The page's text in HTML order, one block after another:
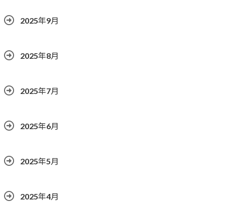
2025年9月
2025年8月
2025年7月
2025年6月
2025年5月
2025年4月